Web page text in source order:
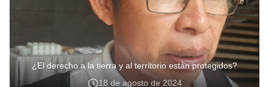
¿El derecho a la tierra y al territorio están protegidos?
18 de agosto de 2024